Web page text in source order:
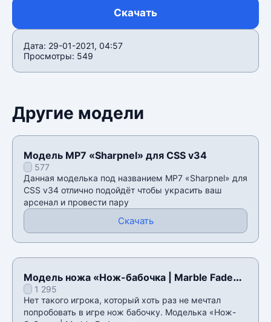
Скачать
Дата: 29-01-2021, 04:57
Просмотры: 549
Другие модели
Модель MP7 «Sharpnel» для CSS v34
577
Данная моделька под названием MP7 «Sharpnel» для
CSS v34 отлично подойдёт чтобы украсить ваш
арсенал и провести пару
Скачать
Модель ножа «Нож-бабочка | Marble Fade»
для CSS v34
1 295
Нет такого игрока, который хоть раз не мечтал
попробовать в игре нож бабочку. Моделька «Нож-